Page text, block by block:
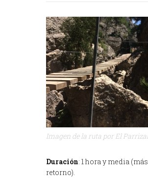
Imagen de la ruta por El Parrizal
Duración: 1 hora y media (más
retorno).